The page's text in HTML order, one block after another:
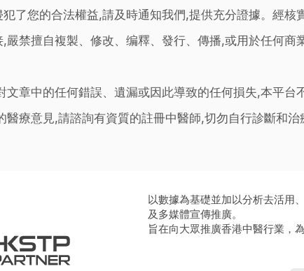
了您的合法權益,請及時通知我們,提供充分證據。經核
禁擅自複製、修改、编釋、發行、傳播,或用於任何
章中的任何錯誤、遺漏或因此導致的任何損失,本平台
療意見,請諮詢有資質的註冊中醫師,切勿自行診斷和
以數據為基礎並加以分析去活用
及多媒體宣傳推廣。
旨在向大眾推廣香港中醫行業，